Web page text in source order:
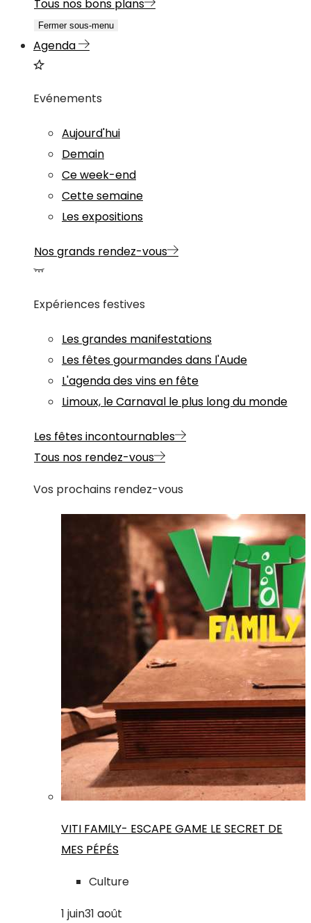
Tous nos bons plans
Fermer sous-menu
Agenda
Evénements
Aujourd'hui
Demain
Ce week-end
Cette semaine
Les expositions
Nos grands rendez-vous
Expériences festives
Les grandes manifestations
Les fêtes gourmandes dans l'Aude
L'agenda des vins en fête
Limoux, le Carnaval le plus long du monde
Les fêtes incontournables
Tous nos rendez-vous
Vos prochains rendez-vous
VITI FAMILY- ESCAPE GAME LE SECRET DE
MES PÉPÉS
Culture
1 juin31 août